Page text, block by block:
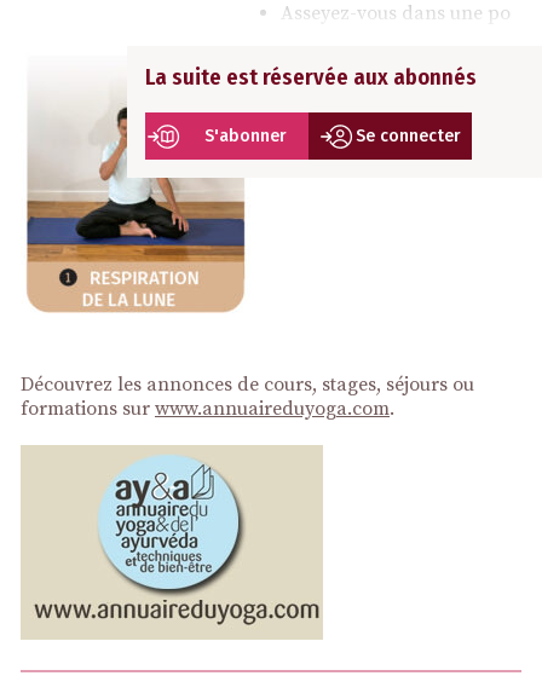
Asseyez-vous dans une po
La suite est réservée aux abonnés
S'abonner Se connecter
Découvrez les annonces de cours, stages, séjours ou
formations sur www.annuaireduyoga.com.